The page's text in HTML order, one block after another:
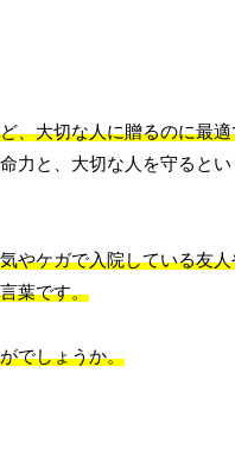
、大切な人に贈るのに最
力と、大切な人を守ると
やケガで入院している友
葉です。
でしょうか。